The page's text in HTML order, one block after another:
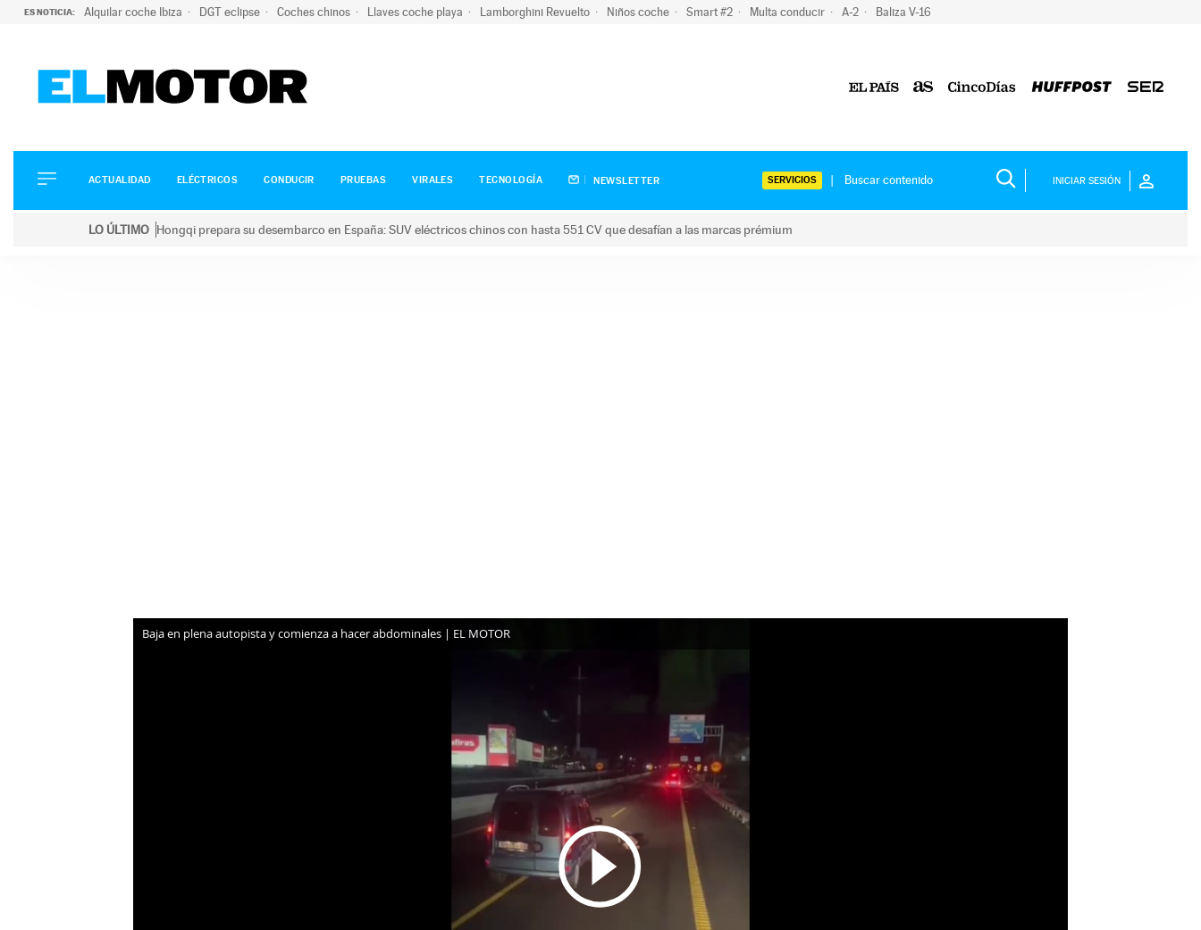
ES NOTICIA: Alquilar coche Ibiza DGT eclipse Coches chinos Llaves coche playa Lamborghini Revuelto Niños coche Smart #2 Multa conducir A-2 Baliza V-16
ELÉCTRICOS
CONDUCIR
ACTUALIDAD ELÉCTRICOS CONDUCIR PRUEBAS VIRALES TECNOLOGÍA NEWSLETTER SERVICIOS INICIAR SESIÓN
LO ÚLTIMO Hongqi prepara su desembarco en España: SUV eléctricos chinos con hasta 551 CV que desafían a las marcas prémium
Baja en plena autopista y comienza a hacer abdominales | EL MOTOR